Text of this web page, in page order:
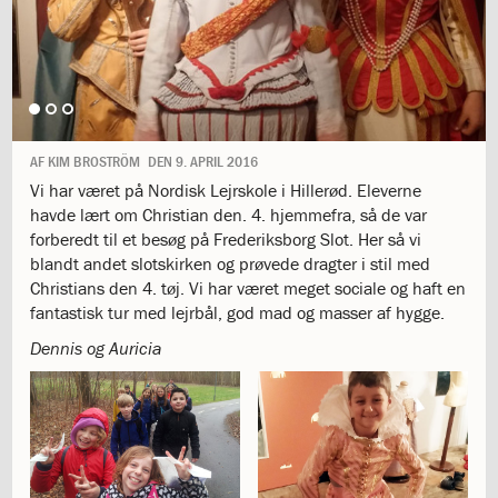
days
of
giving
1.12:
Let
it
1.13:
Move
it!
1.14:
Ucycle
We
cycle
Recycle
1.15:
Historie
1.16:
Bombningen
af
Institut
Jeanne
d’Arc
1.17:
Markering
af
AF KIM BROSTRÖM DEN 9. APRIL 2016
Vi har været på Nordisk Lejrskole i Hillerød. Eleverne
havde lært om Christian den. 4. hjemmefra, så de var
forberedt til et besøg på Frederiksborg Slot. Her så vi
blandt andet slotskirken og prøvede dragter i stil med
Christians den 4. tøj. Vi har været meget sociale og haft en
fantastisk tur med lejrbål, god mad og masser af hygge.
Dennis og Auricia